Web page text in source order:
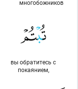
многобожников
вы обратитесь с
покаянием,